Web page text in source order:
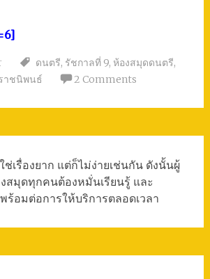
ดนตรี, รัชกาลที่ 9, ห้องสมุดดนตรี,
าชนิพนธ์ 2 Comments
เรื่องยาก แต่ก็ไม่ง่ายเช่นกัน ดังนั้นผู้
สมุดทุกคนต้องหมั่นเรียนรู้ และ
ร้อมต่อการให้บริการตลอดเวลา